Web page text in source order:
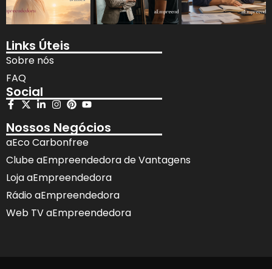
Links Úteis
Sobre nós
FAQ
Social
Nossos Negócios
aEco Carbonfree
Clube aEmpreendedora de Vantagens
Loja aEmpreendedora
Rádio aEmpreendedora
Web TV aEmpreendedora